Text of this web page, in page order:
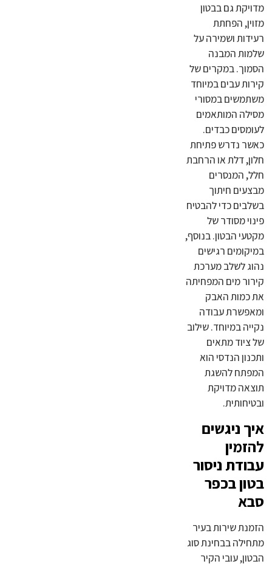
מדויקת גם בבטון
מזוין, הפחתת
רעידות ושמירה על
שלמות המבנה
הסמוך. במקרים של
קירות עבים במיוחד
משתמשים במסורי
מסילה המותאמים
לעומסים כבדים.
כאשר נדרש פתיחת
חלון, דלת או הרחבת
חלל, המנסרים
מבצעים חיתוך
בשלבים כדי להבטיח
פינוי מסודר של
מקטעי הבטון. בנוסף,
במיקומים רגישים
נהוג לשלב מערכת
קירור מים המפחיתה
את כמות האבק
ומאפשרת עבודה
נקייה במיוחד. שילוב
של ציוד מתאים
ותכנון הנדסי הוא
המפתח להשגת
תוצאה מדויקת
ובטיחותית.
איך ניגשים
להזמין
עבודת ניסור
בטון בכפר
סבא
הזמנת שירות בעיר
מתחילה בבחינת סוג
הבטון, עובי הקיר